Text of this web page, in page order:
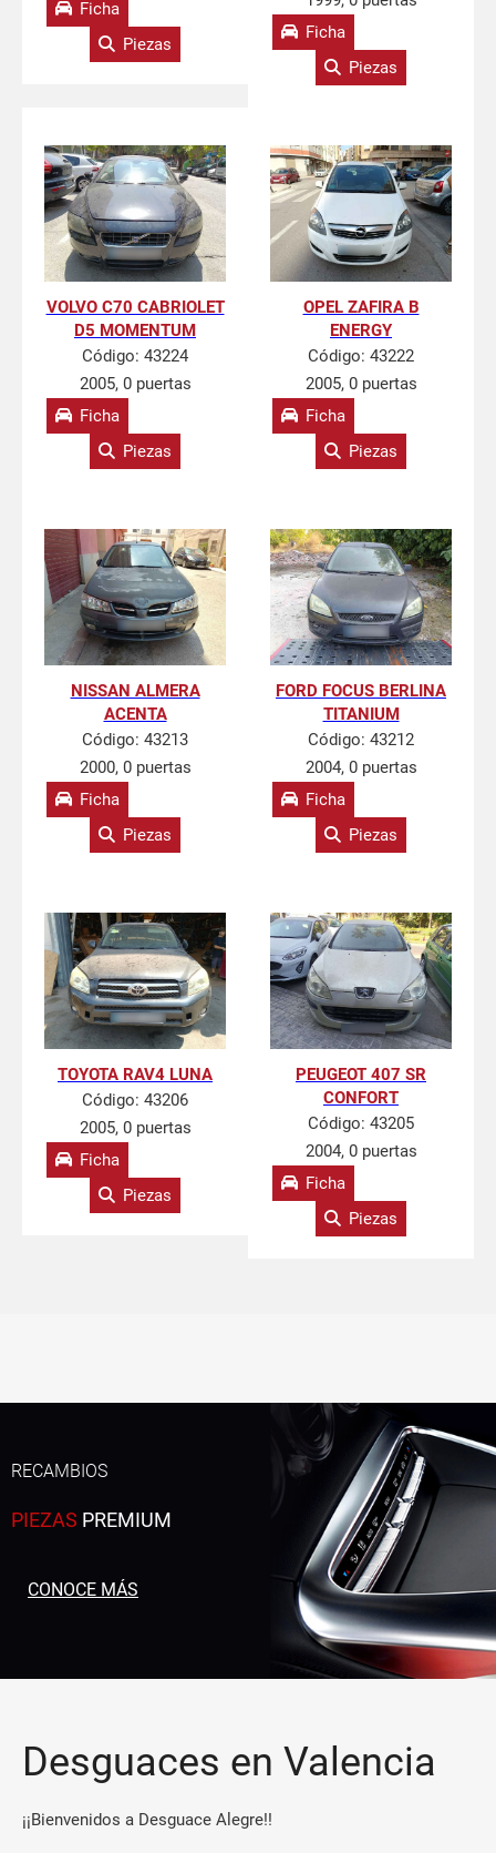
Ficha
Piezas
Ficha
Piezas
VOLVO C70 CABRIOLET
D5 MOMENTUM
Código: 43224
2005, 0 puertas
Ficha
Piezas
OPEL ZAFIRA B
ENERGY
Código: 43222
2005, 0 puertas
Ficha
Piezas
NISSAN ALMERA
ACENTA
Código: 43213
2000, 0 puertas
Ficha
Piezas
FORD FOCUS BERLINA
TITANIUM
Código: 43212
2004, 0 puertas
Ficha
Piezas
TOYOTA RAV4 LUNA
Código: 43206
2005, 0 puertas
Ficha
Piezas
PEUGEOT 407 SR
CONFORT
Código: 43205
2004, 0 puertas
Ficha
Piezas
RECAMBIOS
PIEZAS PREMIUM
CONOCE MÁS
Desguaces en Valencia
¡¡Bienvenidos a Desguace Alegre!!